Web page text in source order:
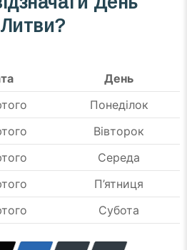
День
Понеділок
Вівторок
Середа
П’ятниця
Субота